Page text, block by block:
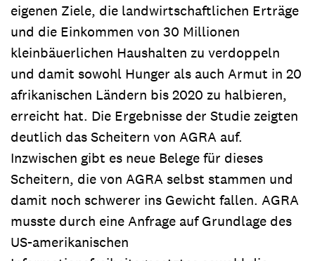
eigenen Ziele, die landwirtschaftlichen Erträge
und die Einkommen von 30 Millionen
kleinbäuerlichen Haushalten zu verdoppeln
und damit sowohl Hunger als auch Armut in 20
afrikanischen Ländern bis 2020 zu halbieren,
erreicht hat. Die Ergebnisse der Studie zeigten
deutlich das Scheitern von AGRA auf.
Inzwischen gibt es neue Belege für dieses
Scheitern, die von AGRA selbst stammen und
damit noch schwerer ins Gewicht fallen. AGRA
musste durch eine Anfrage auf Grundlage des
US-amerikanischen